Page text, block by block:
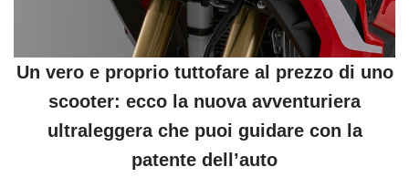
Un vero e proprio tuttofare al prezzo di uno
scooter: ecco la nuova avventuriera
ultraleggera che puoi guidare con la
patente dell’auto